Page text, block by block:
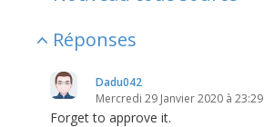
Réponses
Dadu042
Mercredi 29 Janvier 2020 à 23:29
Forget to approve it.